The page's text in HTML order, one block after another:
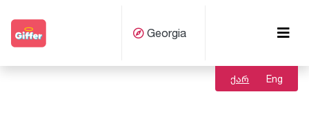
Georgia
ქარ Eng